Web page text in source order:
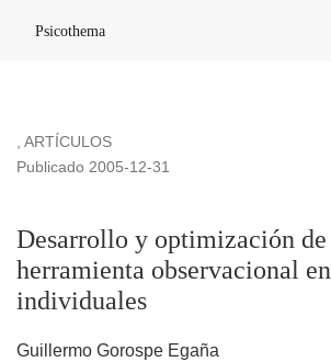
Desarrollo y optimización de una
Psicothema
, ARTÍCULOS
Desarrollo y optimización de
herramienta observacional
individuales
Publicado 2005-12-31
Guillermo Gorospe Egaña